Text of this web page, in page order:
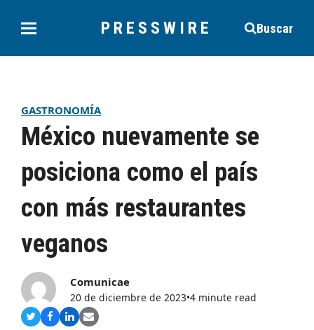
PRESSWIRE Buscar
GASTRONOMÍA
México nuevamente se
posiciona como el país
con más restaurantes
veganos
Comunicae
20 de diciembre de 2023•4 minute read
Compartir
Compartir
Compartir
Share